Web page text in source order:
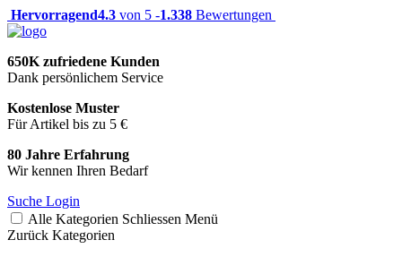
Hervorragend4.3 von 5 -1.338 Bewertungen
650K zufriedene Kunden
Dank persönlichem Service
Kostenlose Muster
Für Artikel bis zu 5 €
80 Jahre Erfahrung
Wir kennen Ihren Bedarf
Suche Login
Alle Kategorien Schliessen Menü
Zurück Kategorien